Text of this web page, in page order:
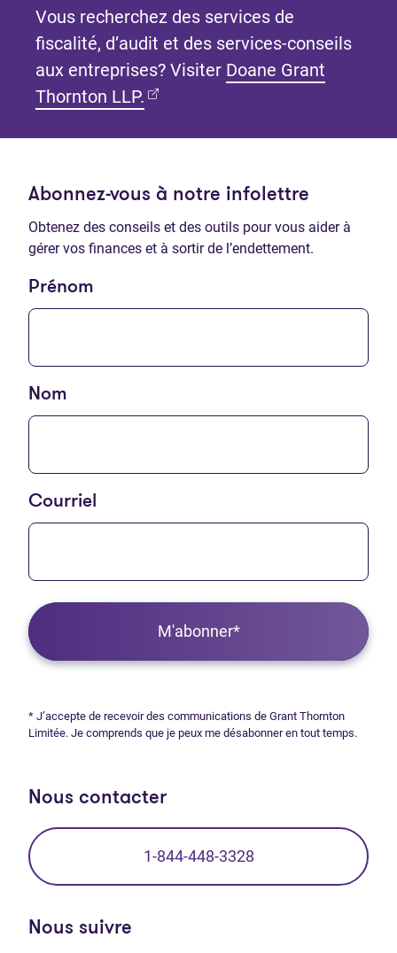
Vous recherchez des services de
fiscalité, d’audit et des services-conseils
aux entreprises? Visiter Doane Grant
Thornton LLP. (Ouvre dans un nouvel onglet)
Abonnez-vous à notre infolettre
Obtenez des conseils et des outils pour vous aider à
gérer vos finances et à sortir de l’endettement.
Prénom
Nom
Courriel
M'abonner*
* J’accepte de recevoir des communications de Grant Thornton
Limitée. Je comprends que je peux me désabonner en tout temps.
Nous contacter
1-844-448-3328
Nous suivre